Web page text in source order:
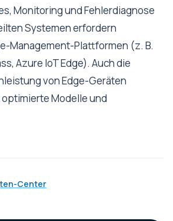
Monitoring und Fehlerdiagnose
Systemen erfordern
Management-Plattformen (z. B.
Azure IoT Edge). Auch die
von Edge-Geräten
Modelle und
Center